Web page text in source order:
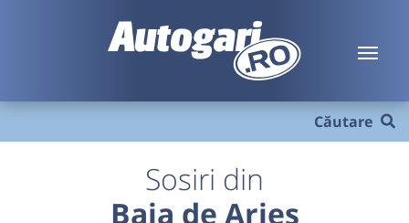
Căutare
Sosiri din
Baia de Arieș